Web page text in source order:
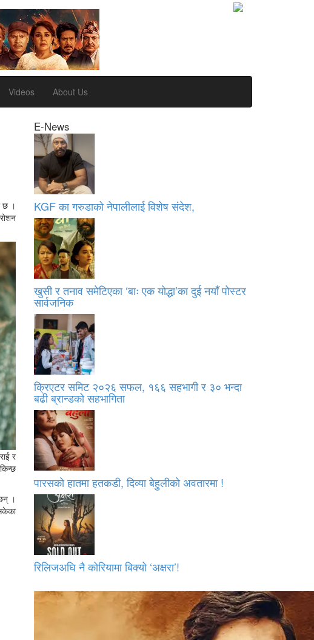
Videos About Us
छ ।
र
।
E-News
KGF का गरुडाको नेपालीलाई विशेष संदेश,
खुसी र तनाव समेटिएका ‘बाः एक योद्धा’का दुई नयाँ पोस्टर
सार्वजनिक
क्रिएटर समिट २०२६ सफल, १६६ सहभागी र ३० भन्दा
बढी ब्रान्डको सहभागिता
पारसको हातमा हतकडी, दिव्या बेहुलीको अवतारमा !
रिलिजअघि नै कोरियामा बिक्यो ‘अक्षरा’!